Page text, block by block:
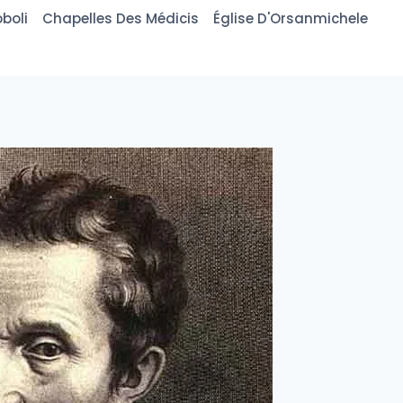
Chapelles Des Médicis Église D'Orsanmichele